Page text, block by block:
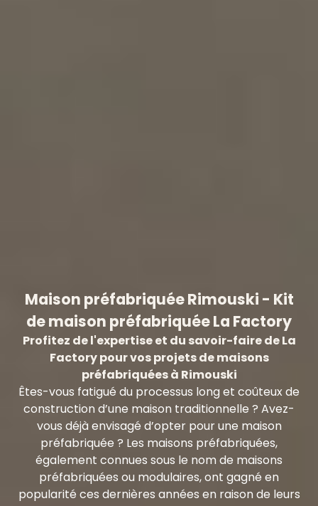
Maison préfabriquée
Maison préfabriquée Rimouski - Kit
de maison préfabriquée La Factory
Profitez de l'expertise et du savoir-faire de La
Factory pour vos projets de maisons
préfabriquées à Rimouski
Êtes-vous fatigué du processus long et coûteux de
construction d’une maison traditionnelle ? Avez-
vous déjà envisagé d’opter pour une maison
préfabriquée ? Les maisons préfabriquées,
également connues sous le nom de maisons
préfabriquées ou modulaires, ont gagné en
popularité ces dernières années en raison de leurs